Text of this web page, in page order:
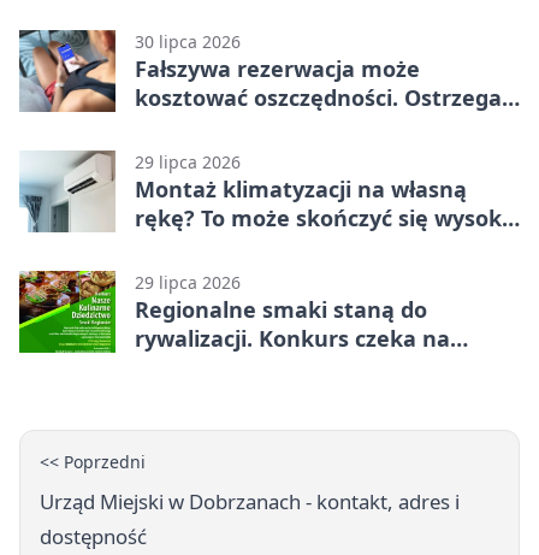
30 lipca 2026
Fałszywa rezerwacja może
kosztować oszczędności. Ostrzega
29 lipca 2026
Montaż klimatyzacji na własną
rękę? To może skończyć się wysoką
29 lipca 2026
Regionalne smaki staną do
rywalizacji. Konkurs czeka na
<< Poprzedni
Urząd Miejski w Dobrzanach - kontakt, adres i
dostępność